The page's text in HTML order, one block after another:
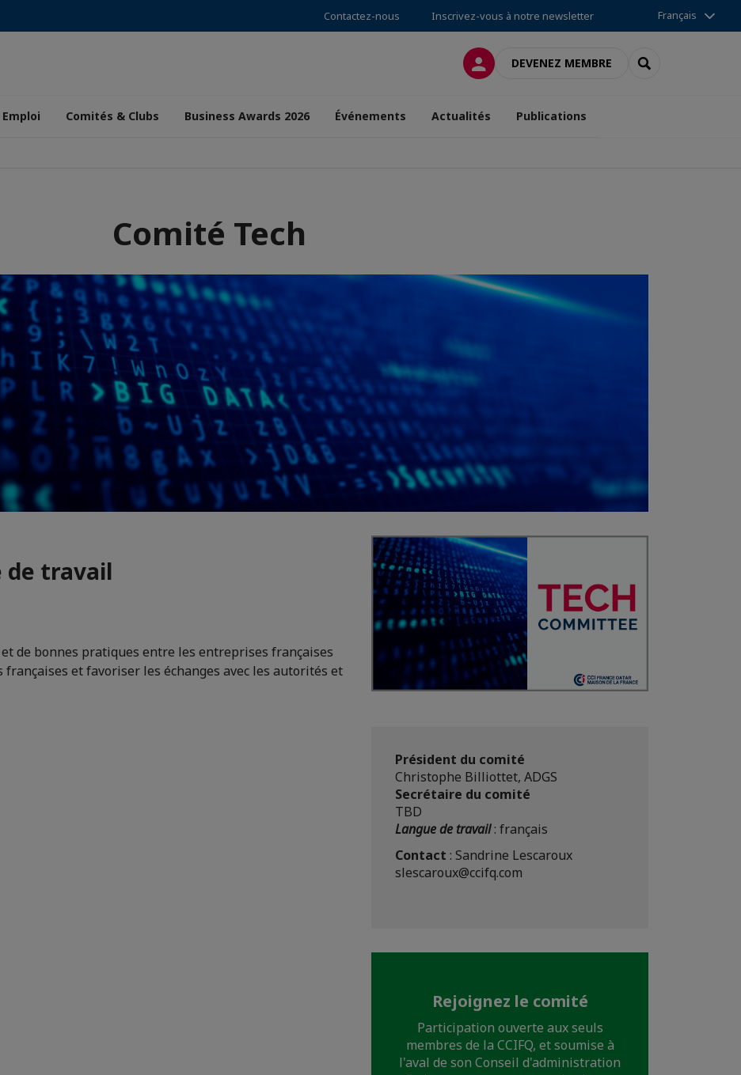
Contactez-nous Inscrivez-vous à notre newsletter Français
CONNEXIONDEVENEZ MEMBRE RECHERCHER
Emploi Comités & Clubs Business Awards 2026 Événements Actualités Publications
Comité Tech
de travail
et de bonnes pratiques entre les entreprises françaises
et favoriser les échanges avec les autorités et
Président du comité
Christophe Billiottet, ADGS
Secrétaire du comité
TBD
Langue de travail: français
Contact : Sandrine Lescaroux
slescaroux@ccifq.com
Rejoignez le comité
Participation ouverte aux seuls
membres de la CCIFQ, et soumise à
l'aval de son Conseil d'administration